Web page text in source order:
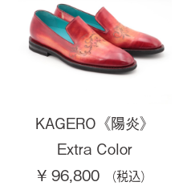
KAGERO《陽炎》
Extra Color
¥ 96,800